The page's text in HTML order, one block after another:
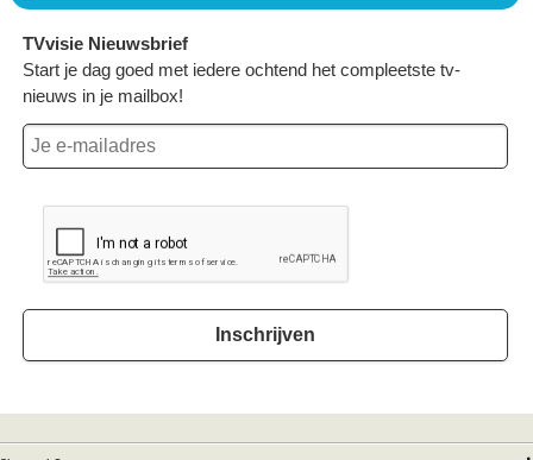
TVvisie Nieuwsbrief
Start je dag goed met iedere ochtend het compleetste tv-
nieuws in je mailbox!
Inschrijven